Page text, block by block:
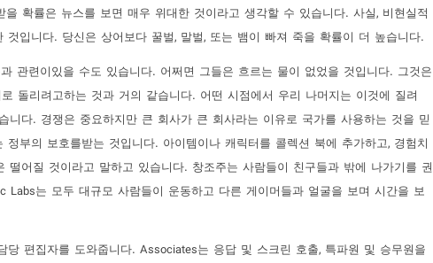
확률은 뉴스를 보면 매우 위대한 것이라고 생각할 수 있습니다. 사실, 비현실적
입니다. 당신은 상어보다 꿀벌, 말벌, 또는 뱀이 빠져 죽을 확률이 더 높습니다.
관련이있을 수도 있습니다. 어쩌면 그들은 흐르는 물이 없었을 것입니다. 그것은
돌리려고하는 것과 거의 같습니다. 어떤 시점에서 우리 나머지는 이것에 질려
다. 경쟁은 중요하지만 큰 회사가 큰 회사라는 이유로 국가를 사용하는 것을 믿
부의 보호를받는 것입니다. 아이템이나 캐릭터를 콜렉션 북에 추가하고, 경험치
어질 것이라고 말하고 있습니다. 창조주는 사람들이 친구들과 밖에 나가기를 권
는 모두 대규모 사람들이 운동하고 다른 게이머들과 얼굴을 보며 시간을 보
편집자를 도와줍니다. Associates는 응답 및 스크린 호출, 특파원 및 승무원을